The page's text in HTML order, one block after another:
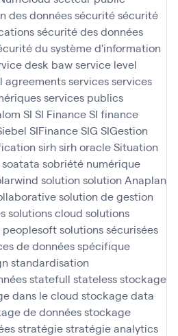
des donnéessécuritésécurité
sécurité des données
du système d'information
desk bawservice level
agreementsservicesservices
services publics
SI SI FinanceSI finance
SIFinanceSIG SIGestion
sirhsirh oracleSituation
soatata sobriété numérique
solution solution Anaplan
solution de gestion
solutions cloud solutions
peoplesoftsolutions sécurisées
de donnéesspécifique
standardisation
statefull statelessstockage
dans le cloud stockage data
de donnéesstockage
stratégiestratégie analytics